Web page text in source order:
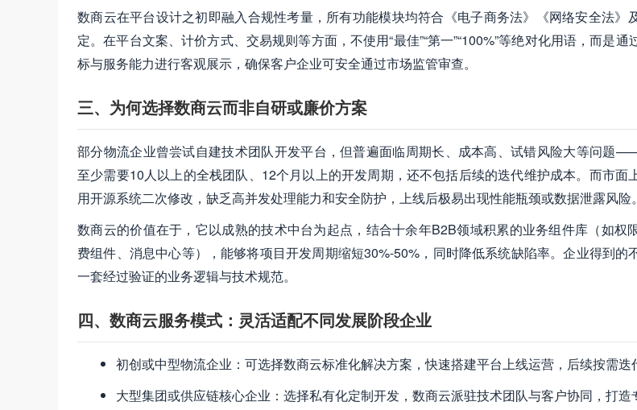
数商云在平台设计之初即融入合规性考量，所有功能模块均符合《电子商务法》《网络安全法》
定。在平台文案、计价方式、交易规则等方面，不使用“最佳”“第一”“100%”等绝对化用语，而是
标与服务能力进行客观展示，确保客户企业可安全通过市场监管审查。
三、为何选择数商云而非自研或廉价方案
部分物流企业曾尝试自建技术团队开发平台，但普遍面临周期长、成本高、试错风险大等问题
至少需要10人以上的全栈团队、12个月以上的开发周期，还不包括后续的迭代维护成本。而市面
用开源系统二次修改，缺乏高并发处理能力和安全防护，上线后极易出现性能瓶颈或数据泄露风险。
数商云的价值在于，它以成熟的技术中台为起点，结合十余年B2B领域积累的业务组件库（如权
费组件、消息中心等），能够将项目开发周期缩短30%-50%，同时降低系统缺陷率。企业得到的
一套经过验证的业务逻辑与技术规范。
四、数商云服务模式：灵活适配不同发展阶段企业
初创或中型物流企业：可选择数商云标准化解决方案，快速搭建平台上线运营，后续按需迭
大型集团或供应链核心企业：选择私有化定制开发，数商云派驻技术团队与客户协同，打造